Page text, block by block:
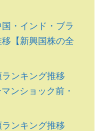
・インド・ブラ
【新興国株の全
ンキング推移
ンショック前・
ンキング推移